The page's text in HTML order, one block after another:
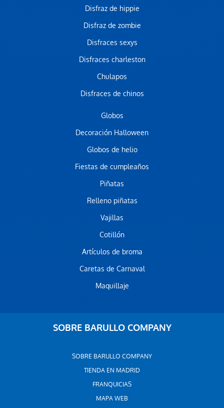
Disfraz de hippie
Disfraz de zombie
Disfraces sexys
Disfraces charleston
Chulapos
Disfraces de chinos
Globos
Decoración Halloween
Globos de helio
Fiestas de cumpleaños
Piñatas
Relleno piñatas
Vajillas
Cotillón
Artículos de broma
Caretas de Carnaval
Maquillaje
SOBRE BARULLO COMPANY
SOBRE BARULLO COMPANY
TIENDA EN MADRID
FRANQUICIAS
MAPA WEB